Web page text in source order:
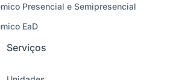
Presencial e Semipresencial
EaD
Serviços